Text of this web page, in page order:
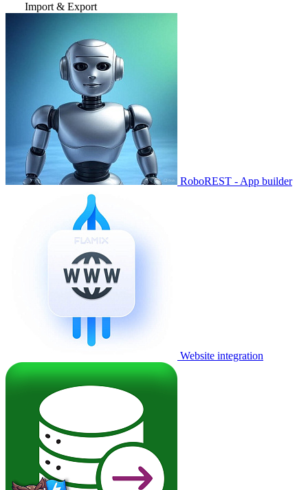
Import & Export
RoboREST - App builder
Website integration